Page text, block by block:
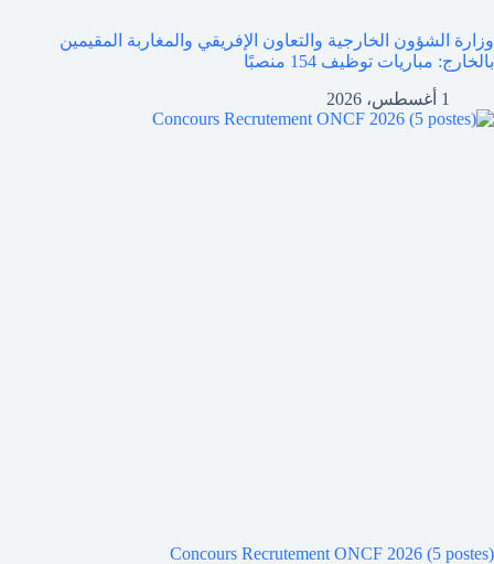
وزارة الشؤون الخارجية والتعاون الإفريقي والمغاربة المقيمين
بالخارج: مباريات توظيف 154 منصبًا
1 أغسطس، 2026
Concours Recrutement ONCF 2026 (5 postes)